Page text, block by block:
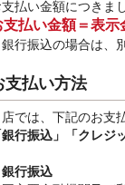
払い金額につきま
支払い金額＝表示
行振込の場合は、
支払い方法
では、下記のお支
行振込」
「クレジ
行振込